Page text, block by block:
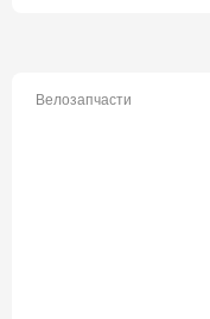
Велозапчасти